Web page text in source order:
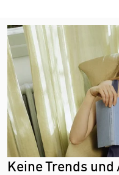
Keine Trends